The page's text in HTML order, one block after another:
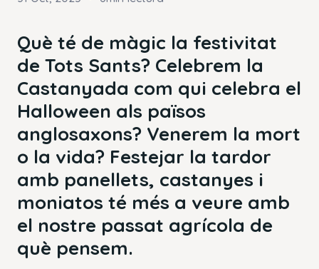
Què té de màgic la festivitat
de Tots Sants? Celebrem la
Castanyada com qui celebra el
Halloween als països
anglosaxons? Venerem la mort
o la vida? Festejar la tardor
amb panellets, castanyes i
moniatos té més a veure amb
el nostre passat agrícola de
què pensem.